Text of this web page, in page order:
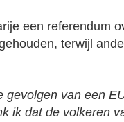
een referendum
terwijl
gevolgen van een
ik dat de volkeren